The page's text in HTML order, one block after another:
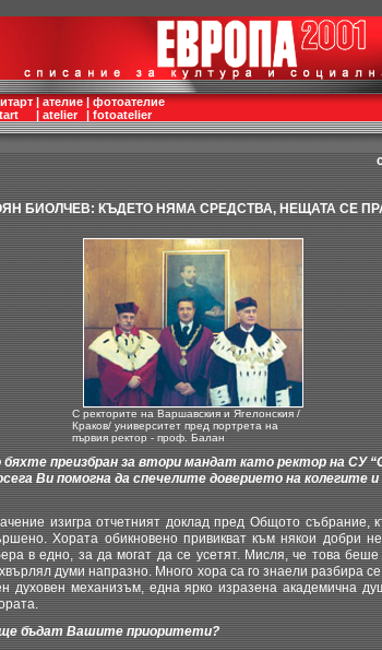
|
|
ателие
atelier
|
|
фотоателие
fotoatelier
БИОЛЧЕВ: КЪДЕТО НЯМА СРЕДСТВА, НЕЩАТА СЕ
С ректорите на Варшавския и Ягелонския /
Краков/ университет пред портрета на
първия ректор - проф. Балан
преизбран за втори мандат като ректор на СУ
Ви помогна да спечелите доверието на колегите
изигра отчетният доклад пред Общото събрание,
Хората обикновено привикват към някои добри
в едно, за да могат да се усетят. Мисля, че това
думи напразно. Много хора са го знаели разбира
духовен механизъм, една ярко изразена академична
бъдат Вашите приоритети?